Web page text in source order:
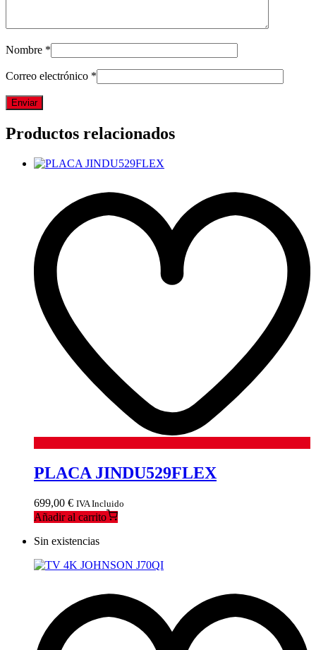
Nombre *
Correo electrónico *
Productos relacionados
PLACA JINDU529FLEX
699,00 € IVA Incluido
Añadir al carrito
Sin existencias